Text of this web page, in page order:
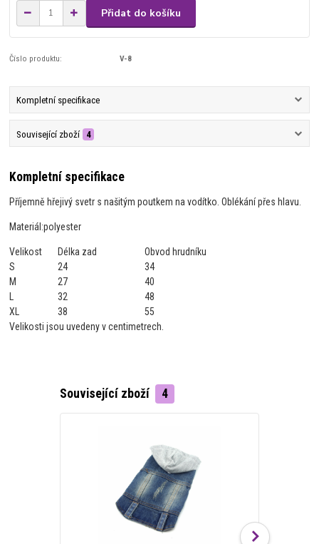
Přidat do košíku
Číslo produktu: V-8
Kompletní specifikace
Související zboží 4
Kompletní specifikace
Příjemně hřejivý svetr s našitým poutkem na vodítko. Oblékání přes hlavu.
Materiál:polyester
Velikost Délka zad
Obvod hrudníku
S
24
34
M
27
40
32
48
XL
38
55
Velikosti jsou uvedeny v centimetrech.
Související zboží 4